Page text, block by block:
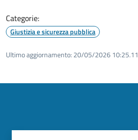
Categorie:
Giustizia e sicurezza pubblica
Ultimo aggiornamento: 20/05/2026 10:25.11